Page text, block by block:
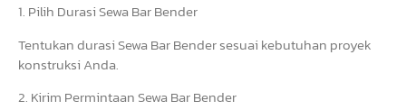
1. Pilih Durasi Sewa Bar Bender
Tentukan durasi Sewa Bar Bender sesuai kebutuhan proyek
konstruksi Anda.
2. Kirim Permintaan Sewa Bar Bender